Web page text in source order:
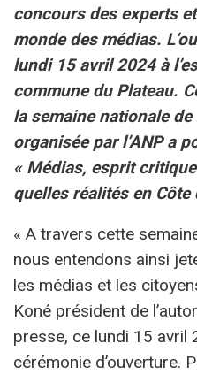
concours des experts
monde des médias.
lundi 15 avril 2024 à
commune du Plateau.
la semaine nationale
organisée par l’ANP a
« Médias, esprit
quelles réalités en Côte
« A travers cette
nous entendons ainsi
les médias et les
Koné président de
presse, ce lundi 15 avril
cérémonie d’ouverture.